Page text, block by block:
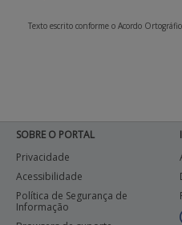
Texto escrito conforme o Acordo
SOBRE O PORTAL
Privacidade
Acessibilidade
Política de Segurança de
Informação